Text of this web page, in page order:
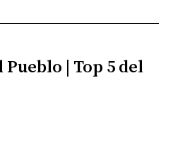
| Top 5 del